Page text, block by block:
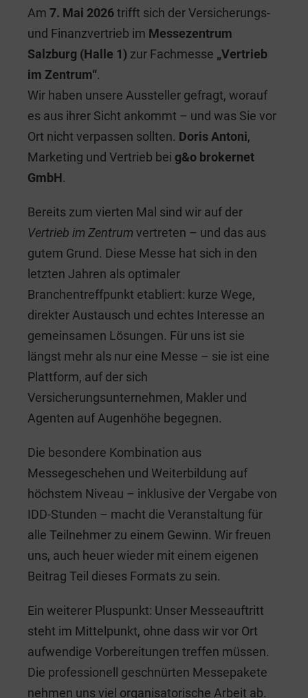
c
e
b
o
o
k
k
e
dI
n
ai
l
tt
er
Am 7. Mai 2026trifft sich der Versicherungs-
und Finanzvertrieb im Messezentrum
Salzburg (Halle 1) zur Fachmesse „Vertrieb
im Zentrum“.
Wir haben unsere Aussteller gefragt, worauf
es aus ihrer Sicht ankommt – und was Sie vor
Ort nicht verpassen sollten. Doris Antoni,
Marketing und Vertrieb bei g&o brokernet
GmbH.
Bereits zum vierten Mal sind wir auf der
Vertrieb im Zentrum vertreten – und das aus
gutem Grund. Diese Messe hat sich in den
letzten Jahren als optimaler
Branchentreffpunkt etabliert: kurze Wege,
direkter Austausch und echtes Interesse an
gemeinsamen Lösungen. Für uns ist sie
längst mehr als nur eine Messe – sie ist eine
Plattform, auf der sich
Versicherungsunternehmen, Makler und
Agenten auf Augenhöhe begegnen.
Die besondere Kombination aus
Messegeschehen und Weiterbildung auf
höchstem Niveau – inklusive der Vergabe von
IDD-Stunden – macht die Veranstaltung für
alle Teilnehmer zu einem Gewinn. Wir freuen
uns, auch heuer wieder mit einem eigenen
Beitrag Teil dieses Formats zu sein.
Ein weiterer Pluspunkt: Unser Messeauftritt
steht im Mittelpunkt, ohne dass wir vor Ort
aufwendige Vorbereitungen treffen müssen.
Die professionell geschnürten Messepakete
nehmen uns viel organisatorische Arbeit ab.